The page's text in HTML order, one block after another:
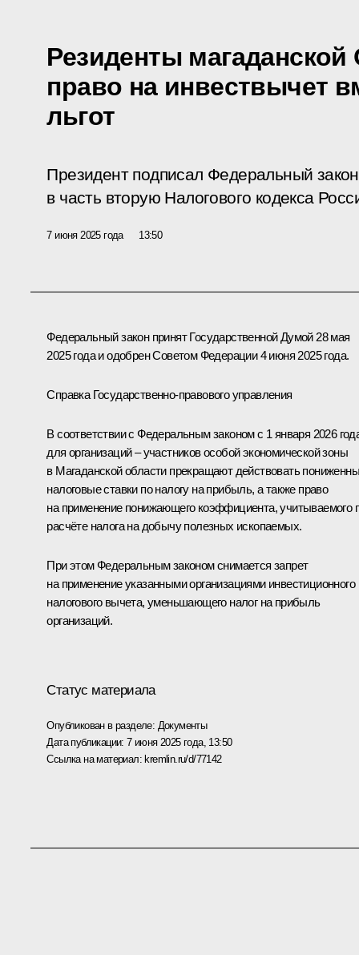
Резиденты
право на инвествычет
льгот
Президент подписал Федеральный
в часть вторую Налогового кодекса
7 июня 2025 года 13:50
Федеральный закон принят Государственной Думой 28 мая
2025 года и одобрен Советом Федерации 4 июня 2025 года.
Справка Государственно-правового управления
В соответствии с Федеральным законом с 1 января 2026
для организаций – участников особой экономической зоны
в Магаданской области прекращают действовать
налоговые ставки по налогу на прибыль, а также право
на применение понижающего коэффициента, учитываемого
расчёте налога на добычу полезных ископаемых.
При этом Федеральным законом снимается запрет
на применение указанными организациями инвестиционного
налогового вычета, уменьшающего налог на прибыль
организаций.
Статус материала
Опубликован в разделе: Документы
Дата публикации:7 июня 2025 года, 13:50
Ссылка на материал: kremlin.ru/d/77142